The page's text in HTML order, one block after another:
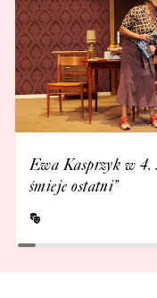
Ewa Kasprzyk w 4.
śmieje ostatni”